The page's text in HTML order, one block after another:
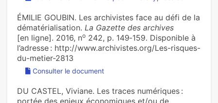
ÉMILIE GOUBIN. Les archivistes face au défi de la
dématérialisation. La Gazette des archives
[en ligne]. 2016, no 242, p. 149‑159. Disponible à
l’adresse : http://www.archivistes.org/Les-risques-
du-metier-2813
Consulter le document
DU CASTEL, Viviane. Les traces numériques :